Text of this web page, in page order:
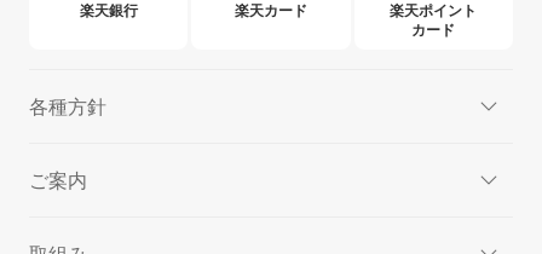
楽天銀行 楽天カード
楽天ポイント
カード
各種方針
ご案内